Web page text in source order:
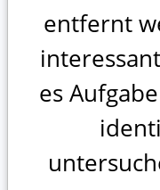
entfernt
es